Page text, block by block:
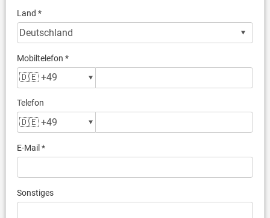
Land *
Mobiltelefon *
Telefon
E-Mail *
Sonstiges